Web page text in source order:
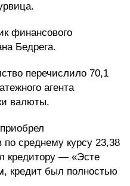
финансового
Бедрега.
перечислило 70,1
агента
валюты.
среднему курсу 23,38
кредитору — «Эсте
кредит был полностью